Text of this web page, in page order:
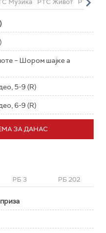
Музика РТС Живот РТС
– Шором шајке а
5-9 (R)
6-9 (R)
ЗА ДАНАС
РБ 3 РБ 202